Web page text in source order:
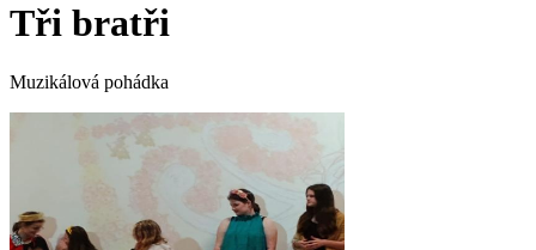
Tři bratři
Muzikálová pohádka